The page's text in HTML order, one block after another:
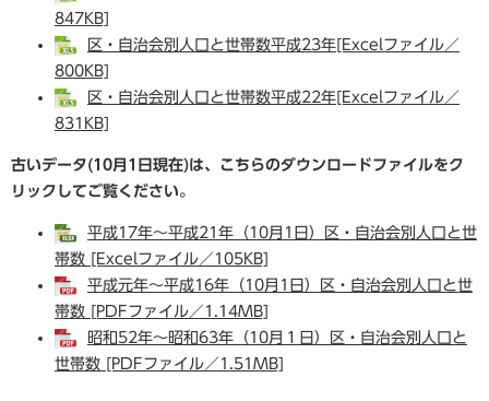
847KB]
区・自治会別人口と世帯数平成23年[Excelファイル／
800KB]
区・自治会別人口と世帯数平成22年[Excelファイル／
831KB]
古いデータ(10月1日現在)は、こちらのダウンロードファイルをク
リックしてご覧ください。
平成17年～平成21年（10月1日）区・自治会別人口と世
帯数 [Excelファイル／105KB]
平成元年～平成16年（10月1日）区・自治会別人口と世
帯数 [PDFファイル／1.14MB]
昭和52年～昭和63年（10月１日）区・自治会別人口と
世帯数 [PDFファイル／1.51MB]